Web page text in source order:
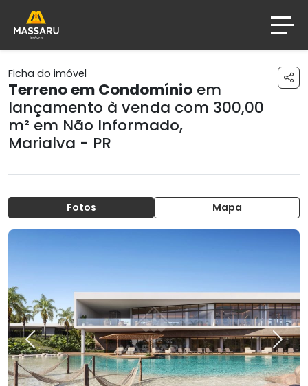
Ficha do imóvel
Terreno em Condomínio em
lançamento à venda com 300,00
m² em Não Informado,
Marialva - PR
Fotos Mapa
Previous Next